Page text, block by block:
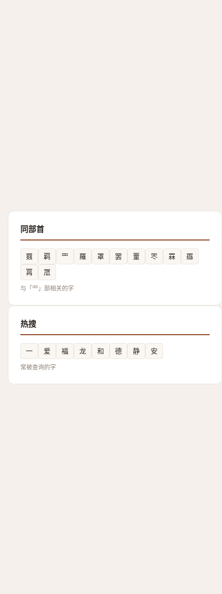
同部首
罬 羁 罒 羅 罩 罢 罿 罖 罧
羉
罥
罛
与「罒」部相关的字
热搜
一 爱 福 龙 和 德 静 安
常被查询的字